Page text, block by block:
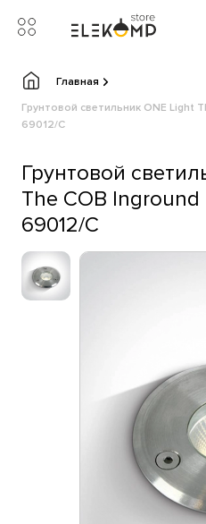
Главная
Грунтовой светильник ONE Light
69012/C
Грунтовой
The COB Inground
69012/C